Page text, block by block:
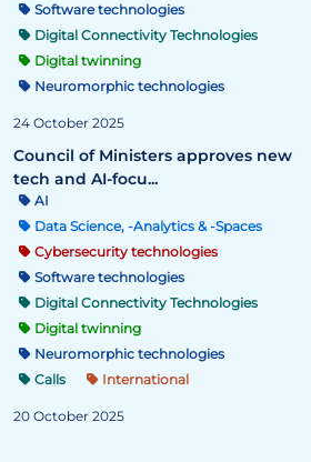
Software technologies
Digital Connectivity Technologies
Digital twinning
Neuromorphic technologies
24 October 2025
Council of Ministers approves new
tech and AI-focu...
AI
Data Science, -Analytics & -Spaces
Cybersecurity technologies
Software technologies
Digital Connectivity Technologies
Digital twinning
Neuromorphic technologies
Calls
International
20 October 2025